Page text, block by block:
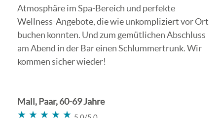
Atmosphäre im Spa-Bereich und perfekte
Wellness-Angebote, die wie unkompliziert vor Ort
buchen konnten. Und zum gemütlichen Abschluss
am Abend in der Bar einen Schlummertrunk. Wir
kommen sicher wieder!
Mall, Paar, 60-69 Jahre
★★★★★
★★★★★